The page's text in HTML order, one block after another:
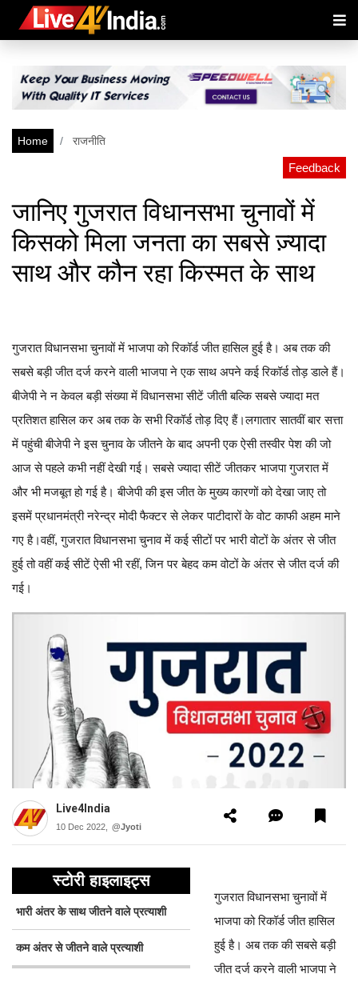
Home राजनीति
Feedback
जानिए गुजरात विधानसभा चुनावों में
किसको मिला जनता का सबसे ज़्यादा
साथ और कौन रहा किस्मत के साथ
गुजरात विधानसभा चुनावों में भाजपा को रिकॉर्ड जीत हासिल हुई है। अब तक की
सबसे बड़ी जीत दर्ज करने वाली भाजपा ने एक साथ अपने कई रिकॉर्ड तोड़ डाले हैं।
बीजेपी ने न केवल बड़ी संख्या में विधानसभा सीटें जीती बल्कि सबसे ज्यादा मत
प्रतिशत हासिल कर अब तक के सभी रिकॉर्ड तोड़ दिए हैं।लगातार सातवीं बार सत्ता
में पहुंची बीजेपी ने इस चुनाव के जीतने के बाद अपनी एक ऐसी तस्वीर पेश की जो
आज से पहले कभी नहीं देखी गई। सबसे ज्यादा सीटें जीतकर भाजपा गुजरात में
और भी मजबूत हो गई है। बीजेपी की इस जीत के मुख्य कारणों को देखा जाए तो
इसमें प्रधानमंत्री नरेन्द्र मोदी फैक्टर से लेकर पाटीदारों के वोट काफी अहम माने
गए है।वहीं, गुजरात विधानसभा चुनाव में कई सीटों पर भारी वोटों के अंतर से जीत
हुई तो वहीं कई सीटें ऐसी भी रहीं, जिन पर बेहद कम वोटों के अंतर से जीत दर्ज की
गई।
Live4India
10 Dec 2022, @Jyoti
स्टोरी हाइलाइट्स
भारी अंतर के साथ जीतने वाले प्रत्याशी
कम अंतर से जीतने वाले प्रत्याशी
गुजरात विधानसभा चुनावों में
भाजपा को रिकॉर्ड जीत हासिल
हुई है। अब तक की सबसे बड़ी
जीत दर्ज करने वाली भाजपा ने